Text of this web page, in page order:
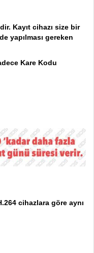
Kayıt cihazı size bir
yapılması gereken
Kare Kodu
cihazlara göre aynı